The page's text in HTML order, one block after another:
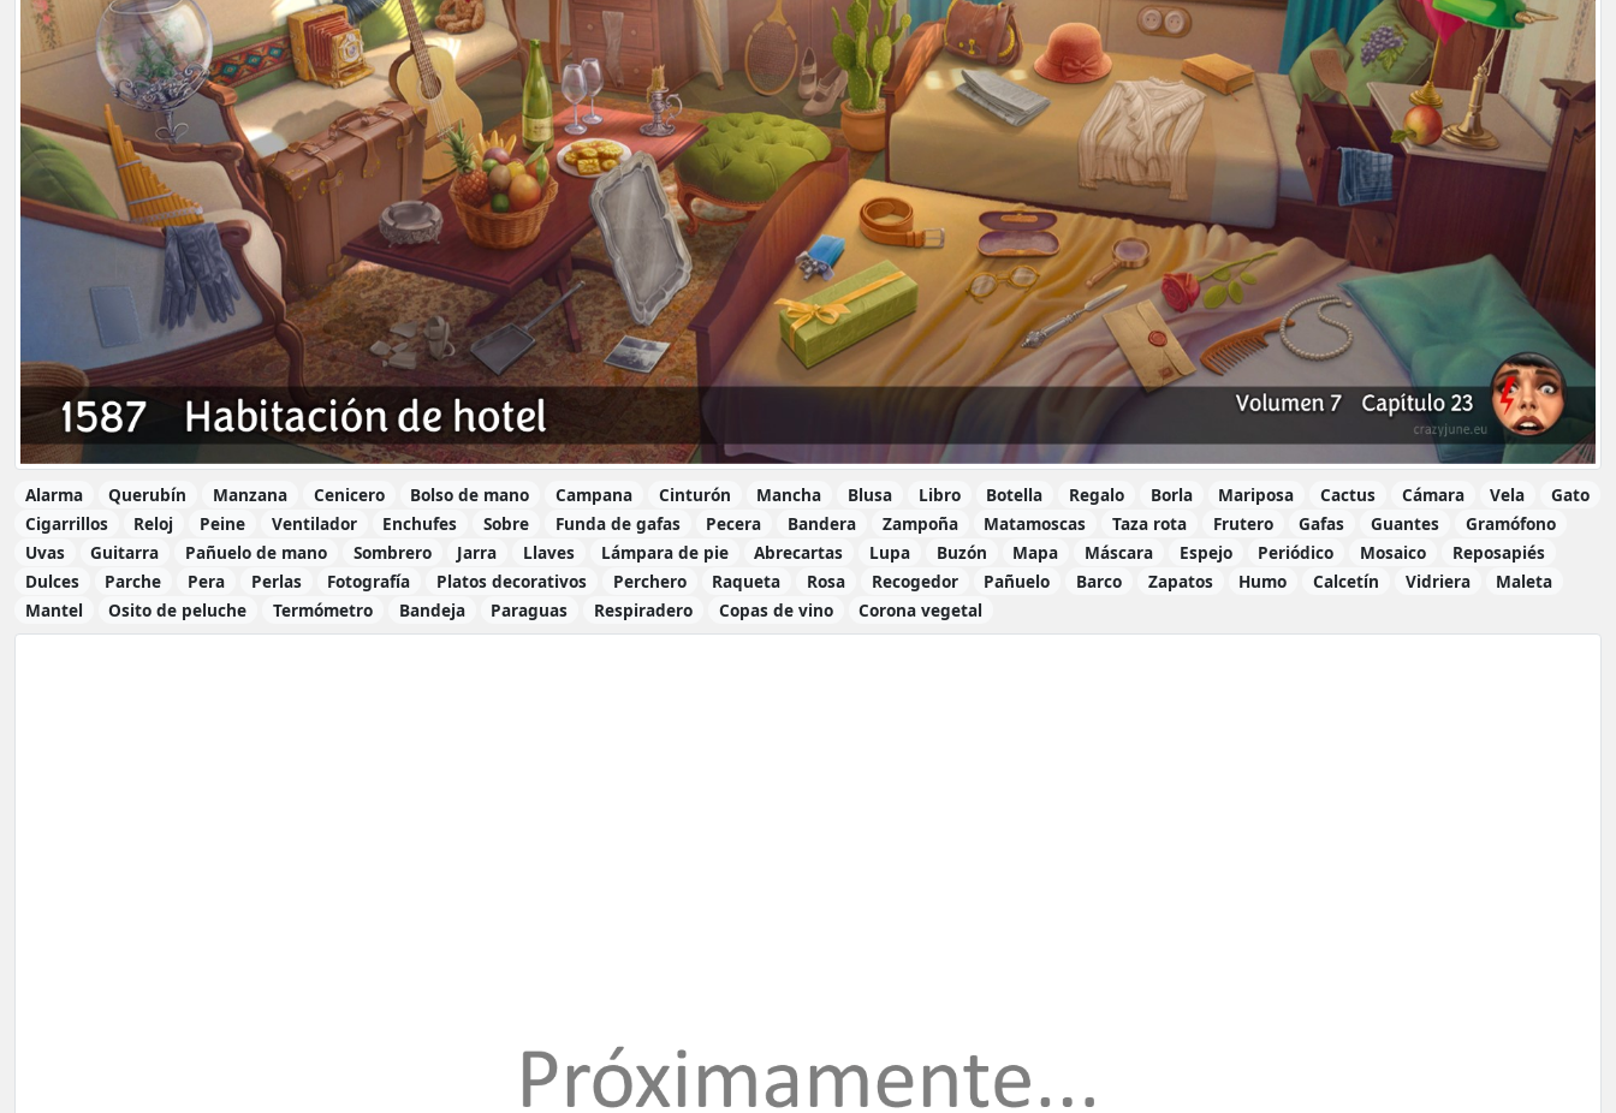
Alarma Querubín Manzana Cenicero Bolso de mano Campana Cinturón Mancha Blusa Libro Botella Regalo Borla Mariposa Cactus Cámara Vela
Gato
Cigarrillos
Reloj Peine Ventilador Enchufes Sobre Funda de gafas Pecera Bandera Zampoña Matamoscas Taza rota Frutero Gafas Guantes
Gramófono
Uvas
Guitarra Pañuelo de mano Sombrero Jarra Llaves Lámpara de pie Abrecartas Lupa Buzón Mapa Máscara Espejo Periódico Mosaico
Reposapiés
Dulces
Parche Pera Perlas Fotografía Platos decorativos Perchero Raqueta Rosa Recogedor Pañuelo Barco Zapatos Humo Calcetín Vidriera
Maleta
Mantel
Osito de peluche Termómetro Bandeja Paraguas Respiradero Copas de vino Corona vegetal